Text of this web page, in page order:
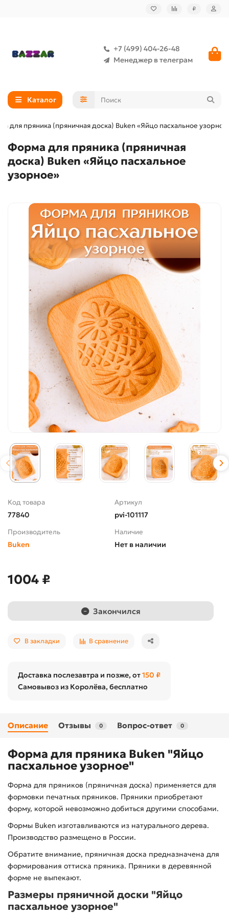
₽
+7 (499) 404-26-48
Менеджер в телеграм
Каталог
для пряника (пряничная доска) Buken «Яйцо пасхальное
Форма для пряника (пряничная
доска) Buken «Яйцо пасхальное
узорное»
Код товара
77840
Артикул
pvi-101117
Производитель
Buken
Наличие
Нет в наличии
1004 ₽
Закончился
В закладки В сравнение
Доставка послезавтра и позже, от150 ₽
Самовывоз из Королёва, бесплатно
Описание Отзывы 0 Вопрос-ответ 0
Форма для пряника Buken "Яйцо
пасхальное узорное"
Форма для пряников (пряничная доска) применяется для
формовки печатных пряников. Пряники приобретают
форму, которой невозможно добиться другими способами.
Формы Buken изготавливаются из натурального дерева.
Производство размещено в России.
Обратите внимание, пряничная доска предназначена для
формирования оттиска пряника. Пряники в деревянной
форме не выпекают.
Размеры пряничной доски "Яйцо
пасхальное узорное"